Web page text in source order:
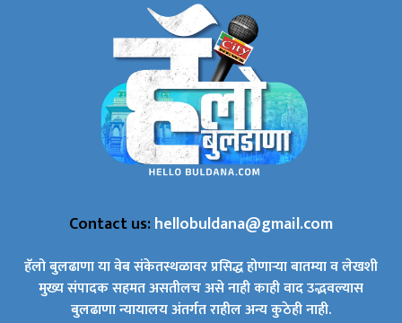
Contact us:hellobuldana@gmail.com
हॅलो बुलढाणा या वेब संकेतस्थळावर प्रसिद्ध होणाऱ्या बातम्या व लेखशी
मुख्य संपादक सहमत असतीलच असे नाही काही वाद उद्भवल्यास
बुलढाणा न्यायालय अंतर्गत राहील अन्य कुठेही नाही.